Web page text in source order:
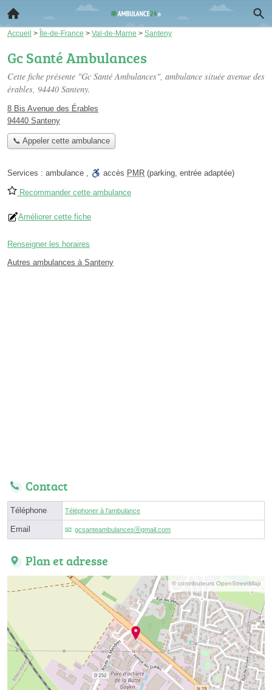
Accueil > Île-de-France > Val-de-Marne > Santeny
Gc Santé Ambulances
Cette fiche présente "Gc Santé Ambulances", ambulance située avenue des
érables, 94440 Santeny.
8 Bis Avenue des Érables
94440 Santeny
📞 Appeler cette ambulance
Services : ambulance , accès PMR (parking, entrée adaptée)
Recommander cette ambulance
Améliorer cette fiche
Renseigner les horaires
Autres ambulances à Santeny
Contact
Téléphone Téléphoner à l'ambulance
Email gcsanteambulancesⓐgmail.com
Plan et adresse
© contributeurs OpenStreetMap